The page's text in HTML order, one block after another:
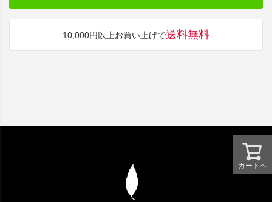
カートへ
10,000円以上お買い上げで送料無料